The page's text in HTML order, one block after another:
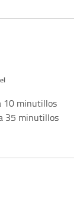
10 minutillos
35 minutillos